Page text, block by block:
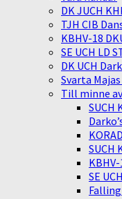
DK JUCH
TJH CIB
KBHV-18
SE UCH LD
DK UCH
Svarta
Till minne
SUCH
SUCH
SE